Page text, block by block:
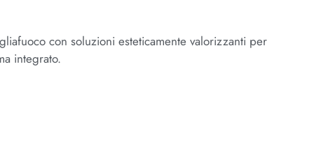
con soluzioni esteticamente valorizzanti per
integrato.